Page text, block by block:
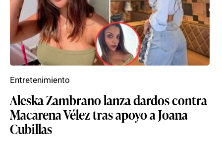
Aleska Zambrano lanza dardos contra
Macarena Vélez tras apoyo a Joana
Cubillas
Entretenimiento